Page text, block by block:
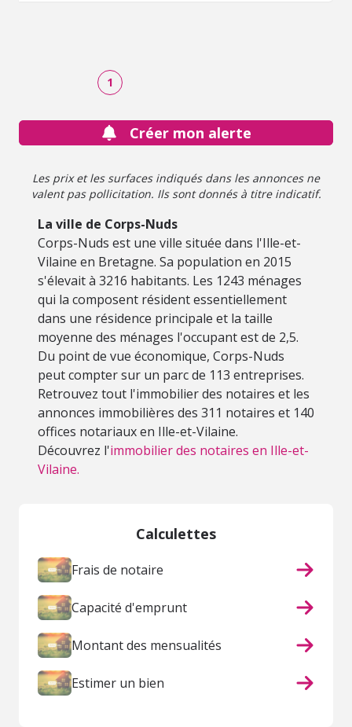
1
Créer mon alerte
Les prix et les surfaces indiqués dans les annonces ne
valent pas pollicitation. Ils sont donnés à titre indicatif.
La ville de Corps-Nuds
Corps-Nuds est une ville située dans l'Ille-et-
Vilaine en Bretagne. Sa population en 2015
s'élevait à 3216 habitants. Les 1243 ménages
qui la composent résident essentiellement
dans une résidence principale et la taille
moyenne des ménages l'occupant est de 2,5.
Du point de vue économique, Corps-Nuds
peut compter sur un parc de 113 entreprises.
Retrouvez tout l'immobilier des notaires et les
annonces immobilières des 311 notaires et 140
offices notariaux en Ille-et-Vilaine.
Découvrez l'immobilier des notaires en Ille-et-
Vilaine.
Calculettes
Frais de notaire
Capacité d'emprunt
Montant des mensualités
Estimer un bien